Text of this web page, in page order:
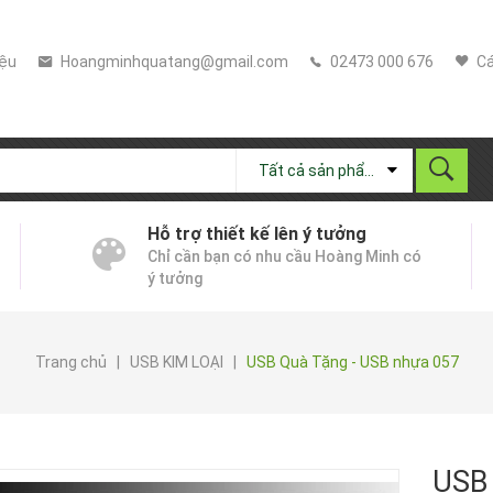
Hoangminhquatang@gmail.com 02473 000 676
Hỗ trợ thiết kế lên ý tưởng
Chỉ cần bạn có nhu cầu Hoàng Minh có
ý tưởng
Trang chủ USB KIM LOẠI USB Quà Tặng - USB nhựa 057